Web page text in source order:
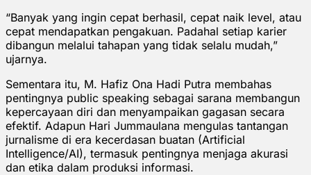
“Banyak yang ingin cepat berhasil, cepat naik level, atau
cepat mendapatkan pengakuan. Padahal setiap karier
dibangun melalui tahapan yang tidak selalu mudah,”
ujarnya.
Sementara itu, M. Hafiz Ona Hadi Putra membahas
pentingnya public speaking sebagai sarana membangun
kepercayaan diri dan menyampaikan gagasan secara
efektif. Adapun Hari Jummaulana mengulas tantangan
jurnalisme di era kecerdasan buatan (Artificial
Intelligence/AI), termasuk pentingnya menjaga akurasi
dan etika dalam produksi informasi.